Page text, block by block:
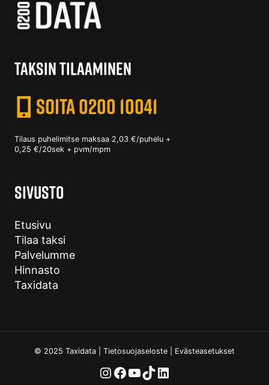
TAKSIN TILAAMINEN
SOITA 0200 10041
Tilaus puhelimitse maksaa 2,03 €/puhelu +
0,25 €/20sek + pvm/mpm
SIVUSTO
Etusivu
Tilaa taksi
Palvelumme
Hinnasto
Taxidata
© 2025 Taxidata | Tietosuojaseloste Evästeasetukset
Instagram
Facebook
YouTube
TikTok
LinkedIn